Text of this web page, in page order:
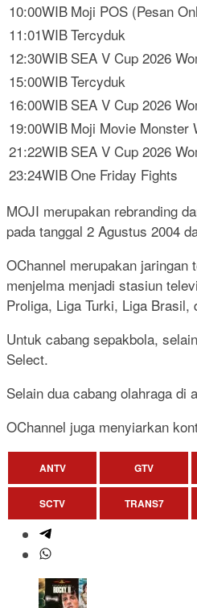
10:00WIB Moji POS (Pesan
11:01WIBTercyduk
12:30WIB SEA V Cup 2026
15:00WIBTercyduk
16:00WIB SEA V Cup 2026
19:00WIB Moji Movie Monster
21:22WIB SEA V Cup 2026
23:24WIBOne Friday Fights
MOJI merupakan rebranding
pada tanggal 2 Agustus 2004
OChannel merupakan jaringan
menjelma menjadi stasiun
Proliga, Liga Turki, Liga Brasil,
Untuk cabang sepakbola,
Select.
Selain dua cabang olahraga di
OChannel juga menyiarkan
ANTV GTV
SCTV TRANS7